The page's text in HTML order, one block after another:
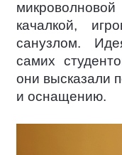
качалкой,
санузлом.
самих
они высказали
и оснащению.